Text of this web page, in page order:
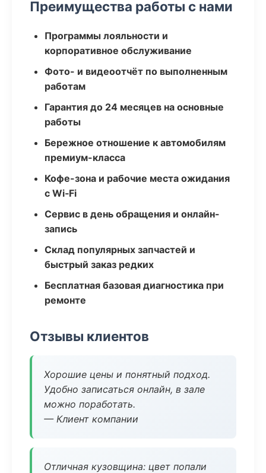
Преимущества работы с нами
Программы лояльности и
корпоративное обслуживание
Фото- и видеоотчёт по выполненным
работам
Гарантия до 24 месяцев на основные
работы
Бережное отношение к автомобилям
премиум-класса
Кофе-зона и рабочие места ожидания
с Wi‑Fi
Сервис в день обращения и онлайн-
запись
Склад популярных запчастей и
быстрый заказ редких
Бесплатная базовая диагностика при
ремонте
Отзывы клиентов
Хорошие цены и понятный подход.
Удобно записаться онлайн, в зале
можно поработать.
— Клиент компании
Отличная кузовщина: цвет попали